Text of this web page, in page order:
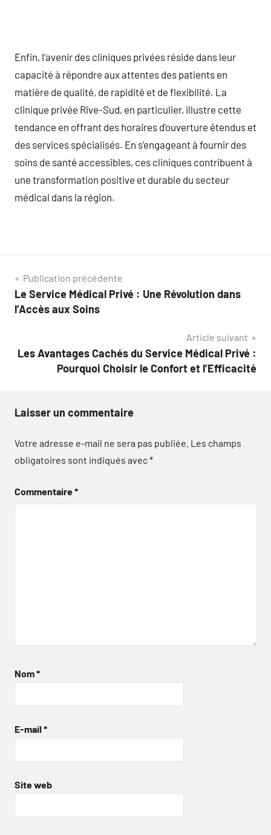
Enfin, l’avenir des cliniques privées réside dans leur
capacité à répondre aux attentes des patients en
matière de qualité, de rapidité et de flexibilité. La
clinique privée Rive-Sud, en particulier, illustre cette
tendance en offrant des horaires d’ouverture étendus et
des services spécialisés. En s’engageant à fournir des
soins de santé accessibles, ces cliniques contribuent à
une transformation positive et durable du secteur
médical dans la région.
Navigation
de
Publication précédente
Le Service Médical Privé : Une Révolution dans
l’Accès aux Soins
Article suivant
Les Avantages Cachés du Service Médical Privé :
Pourquoi Choisir le Confort et l’Efficacité
Laisser un commentaire
Votre adresse e-mail ne sera pas publiée. Les champs
obligatoires sont indiqués avec*
Commentaire*
Nom*
E-mail *
Site web